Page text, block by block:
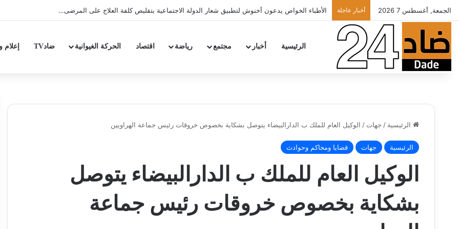
الجمعة, أغسطس 7 2026 أخبار عاجلة تهنئة
الرئيسية أخبار مجتمع رياضة اقتصاد الحركة الغيوانية ضادTV إعلام
الرئيسية / جهات / الوكيل العام للملك ب الدارالبيضاء يتوصل بشكاية بخصوص خروقات رئيس جماعة الهراويين
الرئيسية جهات قضايا ومحاكم وحوادث
الوكيل العام للملك ب الدارالبيضاء يتوصل
بشكاية بخصوص خروقات رئيس جماعة